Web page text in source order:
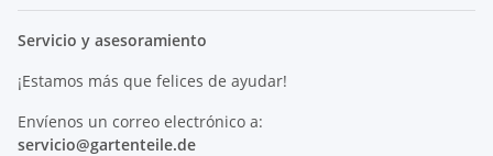
Servicio y asesoramiento
¡Estamos más que felices de ayudar!
Envíenos un correo electrónico a:
servicio@gartenteile.de